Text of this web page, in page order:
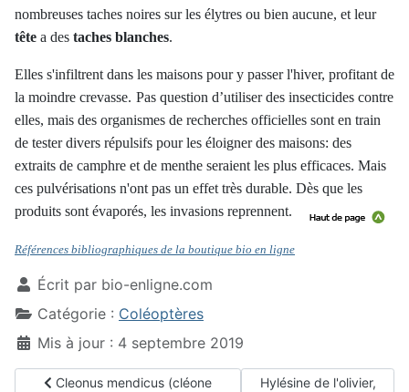
nombreuses taches noires sur les élytres ou bien aucune, et leur
tête a des taches blanches.
Elles s'infiltrent dans les maisons pour y passer l'hiver, profitant de
la moindre crevasse. Pas question d’utiliser des insecticides contre
elles, mais des organismes de recherches officielles sont en train
de tester divers répulsifs pour les éloigner des maisons: des
extraits de camphre et de menthe seraient les plus efficaces. Mais
ces pulvérisations n'ont pas un effet très durable. Dès que les
produits sont évaporés, les invasions reprennent.
Références bibliographiques de la boutique bio en ligne
Écrit par bio-enligne.com
Catégorie : Coléoptères
Mis à jour : 4 septembre 2019
Article précédent : Cleonus mendicus (cléone mendiant de
Cleonus mendicus (cléone
Article suivant :
Hylésine de l'olivier,